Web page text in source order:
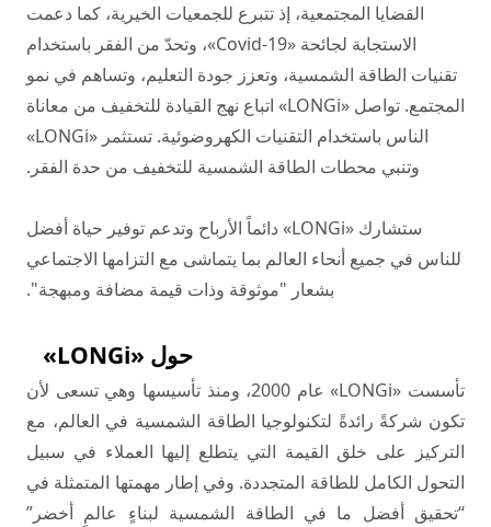
القضايا المجتمعية، إذ تتبرع للجمعيات الخيرية، كما دعمت
الاستجابة لجائحة «Covid-19»، وتحدّ من الفقر باستخدام
تقنيات الطاقة الشمسية، وتعزز جودة التعليم، وتساهم في نمو
المجتمع. تواصل «LONGi» اتباع نهج القيادة للتخفيف من معاناة
الناس باستخدام التقنيات الكهروضوئية. تستثمر «LONGi»
وتنبي محطات الطاقة الشمسية للتخفيف من حدة الفقر.
ستشارك «LONGi» دائماً الأرباح وتدعم توفير حياة أفضل
للناس في جميع أنحاء العالم بما يتماشى مع التزامها الاجتماعي
بشعار "موثوقة وذات قيمة مضافة ومبهجة".
حول «LONGi»
تأسست «LONGi» عام 2000، ومنذ تأسيسها وهي تسعى لأن
تكون شركةً رائدةً لتكنولوجيا الطاقة الشمسية في العالم، مع
التركيز على خلق القيمة التي يتطلع إليها العملاء في سبيل
التحول الكامل للطاقة المتجددة. وفي إطار مهمتها المتمثلة في
“تحقيق أفضل ما في الطاقة الشمسية لبناءٍ عالمٍ أخضر”